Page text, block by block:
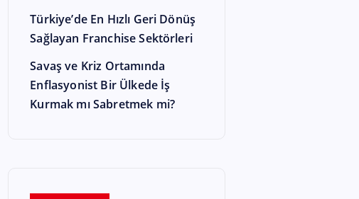
Türkiye’de En Hızlı Geri Dönüş
Sağlayan Franchise Sektörleri
Savaş ve Kriz Ortamında
Enflasyonist Bir Ülkede İş
Kurmak mı Sabretmek mi?